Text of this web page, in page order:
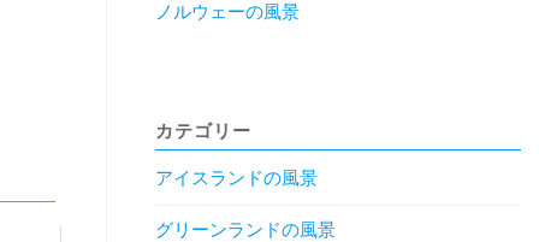
ノルウェーの風景
カテゴリー
アイスランドの風景
グリーンランドの風景